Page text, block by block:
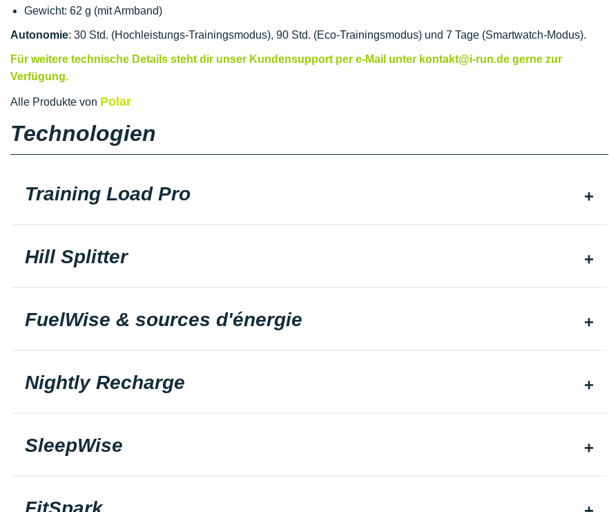
Gewicht: 62 g (mit Armband)
Autonomie: 30 Std. (Hochleistungs-Trainingsmodus), 90 Std. (Eco-Trainingsmodus) und 7 Tage (Smartwatch-Modus).
Für weitere technische Details steht dir unser Kundensupport per e-Mail unter kontakt@i-run.de gerne zur
Verfügung.
Alle Produkte von Polar
Technologien
Training Load Pro
Hill Splitter
FuelWise & sources d'énergie
Nightly Recharge
SleepWise